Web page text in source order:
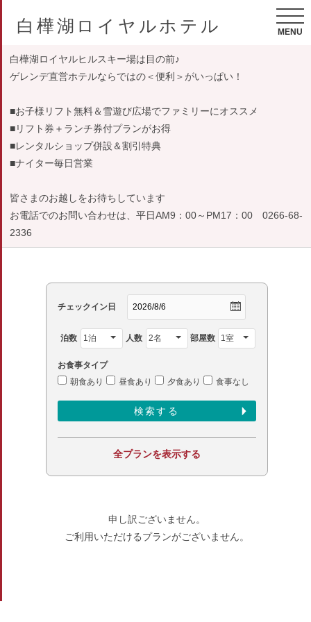
白樺湖ロイヤルホテル MENU
白樺湖ロイヤルヒルスキー場は目の前♪
ゲレンデ直営ホテルならではの＜便利＞がいっぱい！
■お子様リフト無料＆雪遊び広場でファミリーにオススメ
■リフト券＋ランチ券付プランがお得
■レンタルショップ併設＆割引特典
■ナイター毎日営業
皆さまのお越しをお待ちしています
お電話でのお問い合わせは、平日AM9：00～PM17：00 0266-68-
2336
チェックイン日
泊数 人数 部屋数
お食事タイプ
朝食あり
昼食あり 夕食あり 食事なし
全プランを表示する
申し訳ございません。
ご利用いただけるプランがございません。